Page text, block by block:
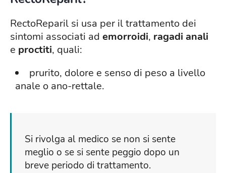
RectoReparil si usa per il trattamento dei
sintomi associati ad emorroidi, ragadi anali
e proctiti, quali:
prurito, dolore e senso di peso a livello
anale o ano-rettale.
Si rivolga al medico se non si sente
meglio o se si sente peggio dopo un
breve periodo di trattamento.